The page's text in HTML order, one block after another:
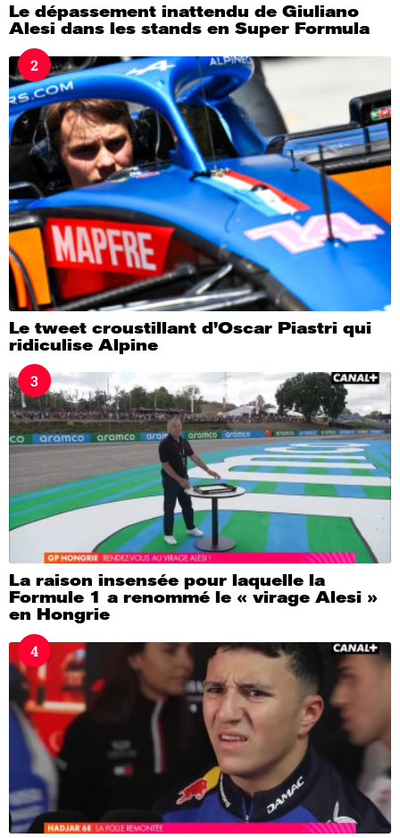
Le dépassement inattendu de Giuliano
Alesi dans les stands en Super Formula
2
Le tweet croustillant d’Oscar Piastri qui
ridiculise Alpine
3
La raison insensée pour laquelle la
Formule 1 a renommé le « virage Alesi »
en Hongrie
4